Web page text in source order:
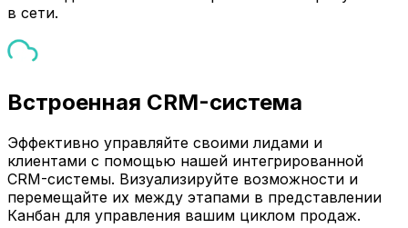
в сети.
Встроенная CRM-система
Эффективно управляйте своими лидами и
клиентами с помощью нашей интегрированной
CRM-системы. Визуализируйте возможности и
перемещайте их между этапами в представлении
Канбан для управления вашим циклом продаж.